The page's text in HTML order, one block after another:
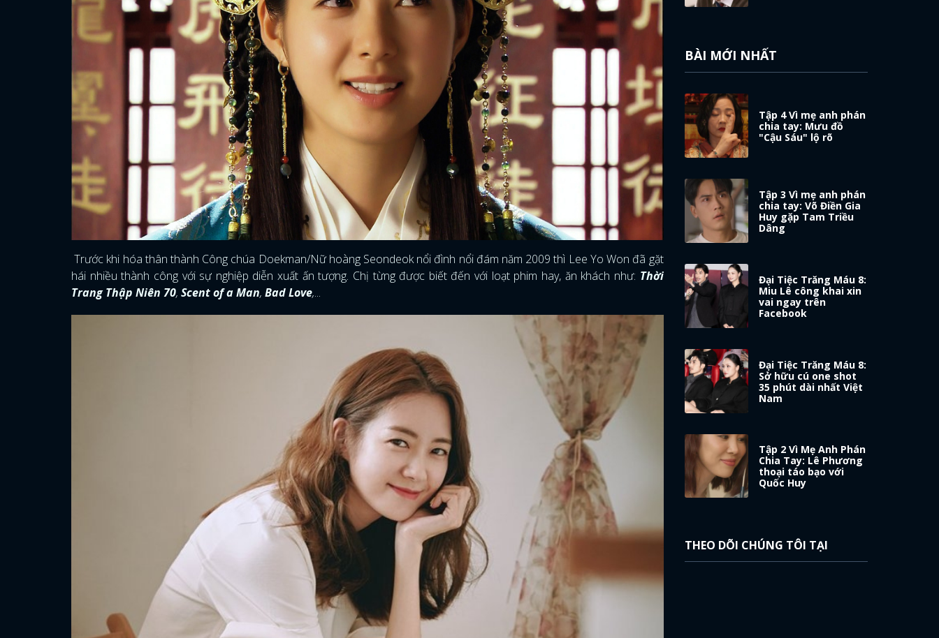
ĐĂNG NHẬP
Trước khi hóa thân thành Công chúa Doekman/Nữ hoàng Seondeok nổi đình nổi đám năm 2009 thì Lee Yo Won đã gặt
hái nhiều thành công với sự nghiệp diễn xuất ấn tượng. Chị từng được biết đến với loạt phim hay, ăn khách như: Thời
Trang Thập Niên 70, Scent of a Man, Bad Love,...
BÀI MỚI NHẤT
Tập 4 Vì mẹ anh phán
chia tay: Mưu đồ
"Cậu Sáu" lộ rõ
Tập 3 Vì mẹ anh phán
chia tay: Võ Điền Gia
Huy gặp Tam Triều
Dâng
Đại Tiệc Trăng Máu 8:
Miu Lê công khai xin
vai ngay trên
Facebook
Đại Tiệc Trăng Máu 8:
Sở hữu cú one shot
35 phút dài nhất Việt
Nam
Tập 2 Vì Mẹ Anh Phán
Chia Tay: Lê Phương
thoại táo bạo với
Quốc Huy
THEO DÕI CHÚNG TÔI TẠI